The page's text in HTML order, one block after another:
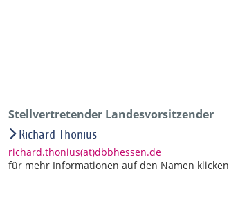
Stellvertretender Landesvorsitzender
Richard Thonius
richard.thonius(at)dbbhessen.de
für mehr Informationen auf den Namen klicken